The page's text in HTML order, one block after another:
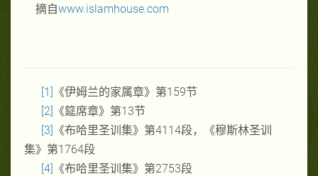
摘自www.islamhouse.com
[1] 《伊姆兰的家属章》第159节
[2] 《筵席章》第13节
[3] 《布哈里圣训集》第4114段，《穆斯林圣训
集》第1764段
[4] 《布哈里圣训集》第2753段